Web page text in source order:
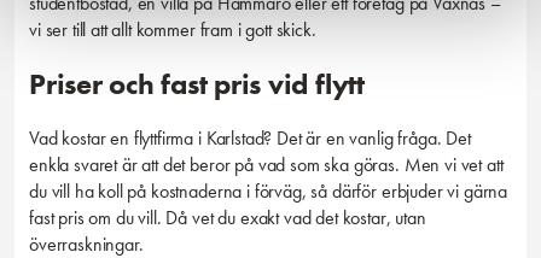
vi ser till att allt kommer fram i gott skick.
Priser och fast pris vid flytt
Vad kostar en flyttfirma i Karlstad? Det är en vanlig fråga. Det
enkla svaret är att det beror på vad som ska göras. Men vi vet att
du vill ha koll på kostnaderna i förväg, så därför erbjuder vi gärna
fast pris om du vill. Då vet du exakt vad det kostar, utan
överraskningar.